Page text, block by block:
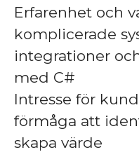
Erfarenhet och
komplicerade
integrationer
med C#
Intresse för
förmåga att
skapa värde